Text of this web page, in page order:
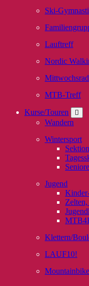
Ski-
Lauftreff
Nordic
MTB-Treff
Kurse/Touren
Wandern
Wintersport
Jugend
Klettern/
LAUF10!
Mountainbike